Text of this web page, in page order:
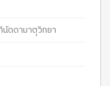
นัดดามาตุวิทยา